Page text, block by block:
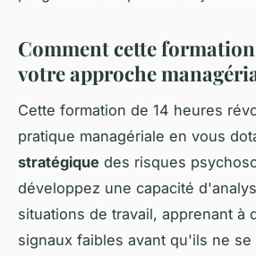
Comment cette
votre approche
Cette formation de 14 heures
pratique managériale en vous
stratégique des risques
développez une capacité
situations de travail, apprenant à
signaux faibles avant qu'ils ne